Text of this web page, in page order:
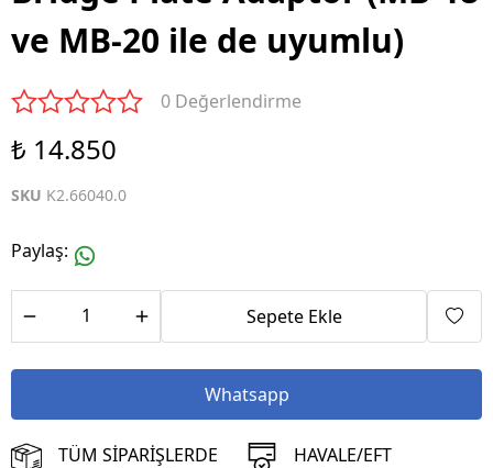
ve MB-20 ile de uyumlu)
0 Değerlendirme
₺ 14.850
SKU K2.66040.0
Paylaş:
Sepete Ekle
Whatsapp
TÜM SİPARİŞLERDE HAVALE/EFT